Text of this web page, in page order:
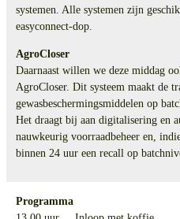
systemen. Alle systemen zijn
easyconnect-dop.
AgroCloser
Daarnaast willen we deze middag
AgroCloser. Dit systeem maakt de
gewasbeschermingsmiddelen op
Het draagt bij aan digitalisering en
nauwkeurig voorraadbeheer en,
binnen 24 uur een recall op
Programma